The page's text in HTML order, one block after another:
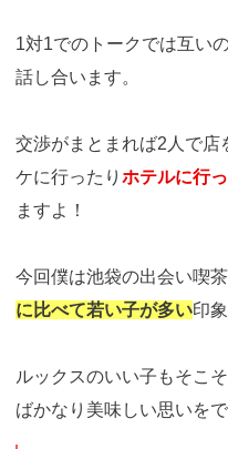
1対1でのトークでは互いの
話し合います。
交渉がまとまれば2人で店
ケに行ったり ホテルに行
ますよ！
今回僕は池袋の出会い喫
に比べて若い子が多い印
ルックスのいい子もそこ
ばかなり美味しい思いを